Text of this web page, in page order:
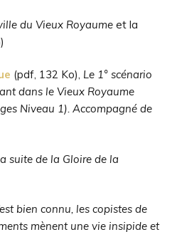
du Vieux Royaume et la
(pdf, 132 Ko), Le 1° scénario
dans le Vieux Royaume
Niveau 1). Accompagné de
suite de la Gloire de la
bien connu, les copistes de
mènent une vie insipide et